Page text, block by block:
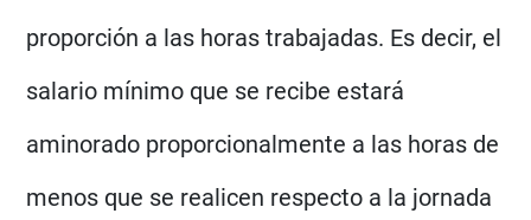
proporción a las horas trabajadas. Es decir, el
salario mínimo que se recibe estará
aminorado proporcionalmente a las horas de
menos que se realicen respecto a la jornada